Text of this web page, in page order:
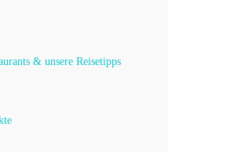
& unsere Reisetipps